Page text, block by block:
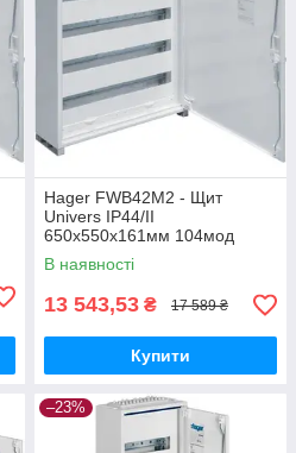
Hager FWB42M2 - Щит
Univers IP44/II
650x550x161мм 104мод
В наявності
13 543,53 ₴ 17 589 ₴
Купити
–23%